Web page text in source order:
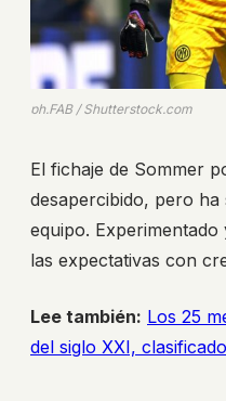
ph.FAB / Shutterstock.com
El fichaje de Sommer
desapercibido, pero
equipo.
las expectativas con
Lee también: Los 25
del siglo XXI,